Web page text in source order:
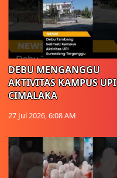
DEBU MENGANGGU
AKTIVITAS KAMPUS UPI
CIMALAKA
27 Jul 2026, 6:08 AM